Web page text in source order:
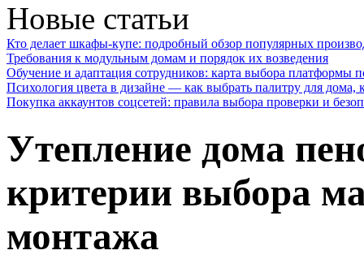
Новые статьи
Кто делает шкафы-купе: подробный обзор популярных
Требования к модульным домам и порядок их возведения
Обучение и адаптация сотрудников: карта выбора платформы
Психология цвета в дизайне — как выбрать палитру для дома,
Покупка аккаунтов соцсетей: правила выбора проверки и
Утепление дома
критерии выбора
монтажа